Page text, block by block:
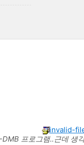
invalid-
DMB 프로그램..근데 생